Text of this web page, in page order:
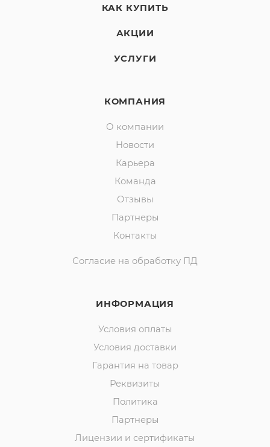
КАК КУПИТЬ
АКЦИИ
УСЛУГИ
КОМПАНИЯ
О компании
Новости
Карьера
Команда
Отзывы
Партнеры
Контакты
Согласие на обработку ПД
ИНФОРМАЦИЯ
Условия оплаты
Условия доставки
Гарантия на товар
Реквизиты
Политика
Партнеры
Лицензии и сертификаты